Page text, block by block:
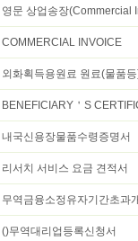
영문 상업송장(Commercial
COMMERCIAL INVOICE
외화획득용원료 원료(물품
BENEFICIARY＇S
내국신용장물품수령증명서
리서치 서비스 요금 견적서
무역금융소정유자기간초과
()무역대리업등록신청서